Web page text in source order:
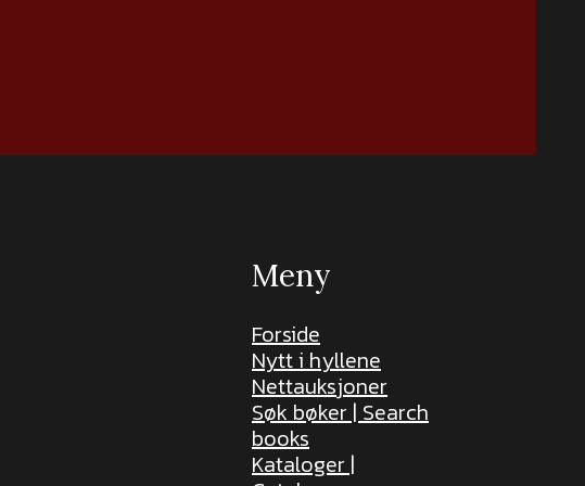
Meny
Forside
Nytt i hyllene
Nettauksjoner
Søk bøker | Search
books
Kataloger |